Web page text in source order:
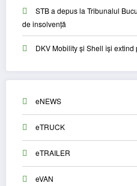
STB a depus la Tribunalul
de insolvență
DKV Mobility și Shell își
eNEWS
eTRUCK
eTRAILER
eVAN